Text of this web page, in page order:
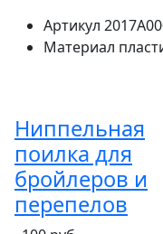
Артикул
Материал
Ниппельная
поилка для
бройлеров и
перепелов